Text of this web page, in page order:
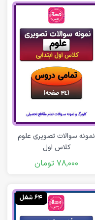
نمونه سوالات تصویری علوم
کلاس اول
78,000 تومان
64 شغل